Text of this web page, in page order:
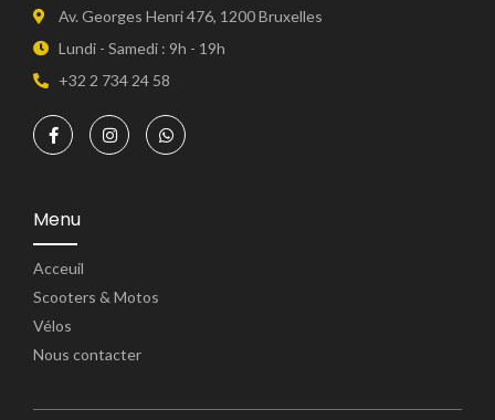
Av. Georges Henri 476, 1200 Bruxelles
Lundi - Samedi : 9h - 19h
+32 2 734 24 58
Menu
Acceuil
Scooters & Motos
Vélos
Nous contacter